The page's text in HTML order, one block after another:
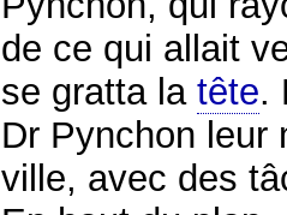
de ce qui allait
se gratta la tête.
Dr Pynchon leur
ville, avec des